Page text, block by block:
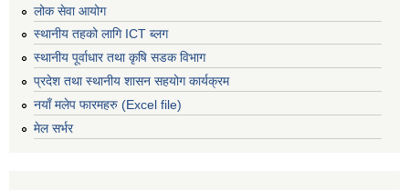
लोक सेवा आयोग
स्थानीय तहको लागि ICT ब्लग
स्थानीय पूर्वाधार तथा कृषि सडक विभाग
प्रदेश तथा स्थानीय शासन सहयोग कार्यक्रम
नयाँ मलेप फारमहरु (Excel file)
मेल सर्भर